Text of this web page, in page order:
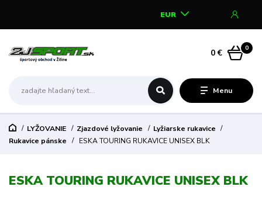
Menu
EUR
0
0 €
LYŽOVANIE Zjazdové lyžovanie
Lyžiarske rukavice
Rukavice pánske
ESKA TOURING RUKAVICE UNISEX BLK
ESKA TOURING RUKAVICE UNISEX BLK